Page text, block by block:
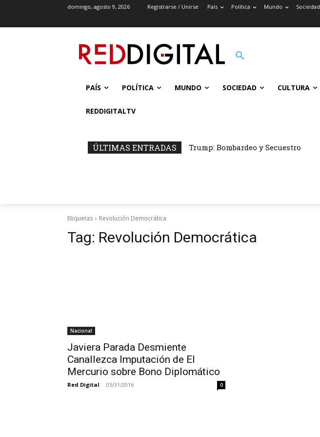
domingo, agosto 9, 2026 Registrarse / Unirse País Política Mundo Sociedad
PAÍS POLÍTICA MUNDO SOCIEDAD CULTURA
REDDIGITALTV
ÚLTIMAS ENTRADAS Trump: Bombardeo y Secuestro
Etiquetas Revolución Democrática
Tag: Revolución Democrática
Nacional
Javiera Parada Desmiente
Canallezca Imputación de El
Mercurio sobre Bono Diplomático
Red Digital - 05/31/2016 0